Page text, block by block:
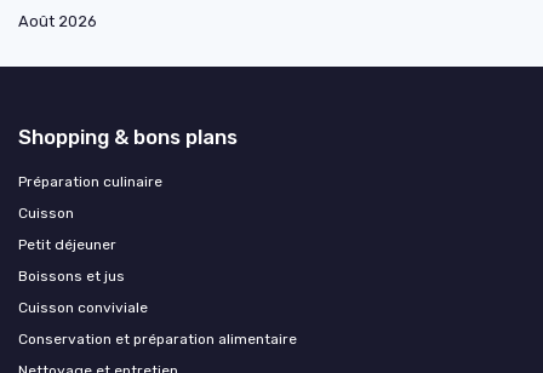
Août 2026
Shopping & bons plans
Préparation culinaire
Cuisson
Petit déjeuner
Boissons et jus
Cuisson conviviale
Conservation et préparation alimentaire